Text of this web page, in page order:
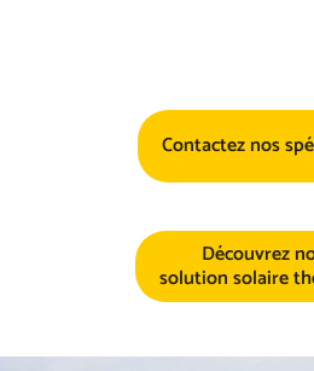
Contactez nos
Découvrez
solution solaire